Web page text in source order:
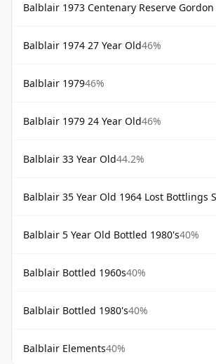
Balblair 1973 Centenary Reserve Gordon &
Balblair 1974 27 Year Old46%
Balblair 197946%
Balblair 1979 24 Year Old46%
Balblair 33 Year Old44.2%
Balblair 35 Year Old 1964 Lost Bottlings Series Master
Balblair 5 Year Old Bottled 1980's40%
Balblair Bottled 1960s40%
Balblair Bottled 1980's40%
Balblair Elements40%